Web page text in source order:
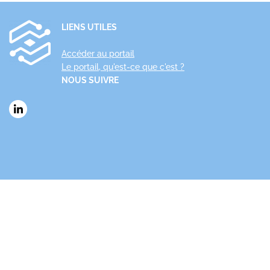
LIENS UTILES
Accéder au portail
Le portail, qu'est-ce que c'est ?
NOUS SUIVRE